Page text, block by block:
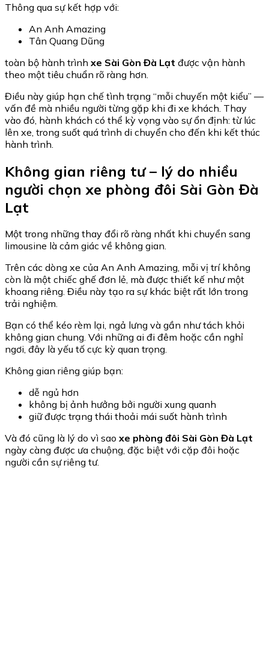
Thông qua sự kết hợp với:
An Anh Amazing
Tân Quang Dũng
toàn bộ hành trình xe Sài Gòn Đà Lạt được vận hành
theo một tiêu chuẩn rõ ràng hơn.
Điều này giúp hạn chế tình trạng “mỗi chuyến một kiểu” —
vấn đề mà nhiều người từng gặp khi đi xe khách. Thay
vào đó, hành khách có thể kỳ vọng vào sự ổn định: từ lúc
lên xe, trong suốt quá trình di chuyển cho đến khi kết thúc
hành trình.
Không gian riêng tư – lý do nhiều
người chọn xe phòng đôi Sài Gòn Đà
Lạt
Một trong những thay đổi rõ ràng nhất khi chuyển sang
limousine là cảm giác về không gian.
Trên các dòng xe của An Anh Amazing, mỗi vị trí không
còn là một chiếc ghế đơn lẻ, mà được thiết kế như một
khoang riêng. Điều này tạo ra sự khác biệt rất lớn trong
trải nghiệm.
Bạn có thể kéo rèm lại, ngả lưng và gần như tách khỏi
không gian chung. Với những ai đi đêm hoặc cần nghỉ
ngơi, đây là yếu tố cực kỳ quan trọng.
Không gian riêng giúp bạn:
dễ ngủ hơn
không bị ảnh hưởng bởi người xung quanh
giữ được trạng thái thoải mái suốt hành trình
Và đó cũng là lý do vì sao xe phòng đôi Sài Gòn Đà Lạt
ngày càng được ưa chuộng, đặc biệt với cặp đôi hoặc
người cần sự riêng tư.